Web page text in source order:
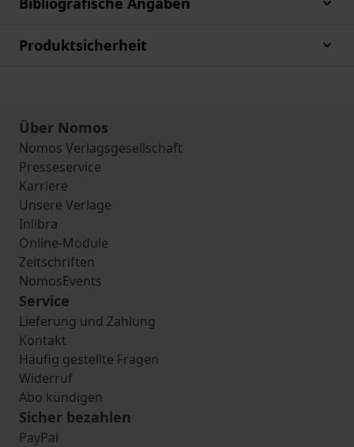
Produktsicherheit
Über Nomos
Nomos Verlagsgesellschaft
Presseservice
Karriere
Unsere Verlage
Inlibra
Online-Module
Zeitschriften
NomosEvents
Service
Lieferung und Zahlung
Kontakt
Häufig gestellte Fragen
Widerruf
Abo kündigen
Sicher bezahlen
PayPal